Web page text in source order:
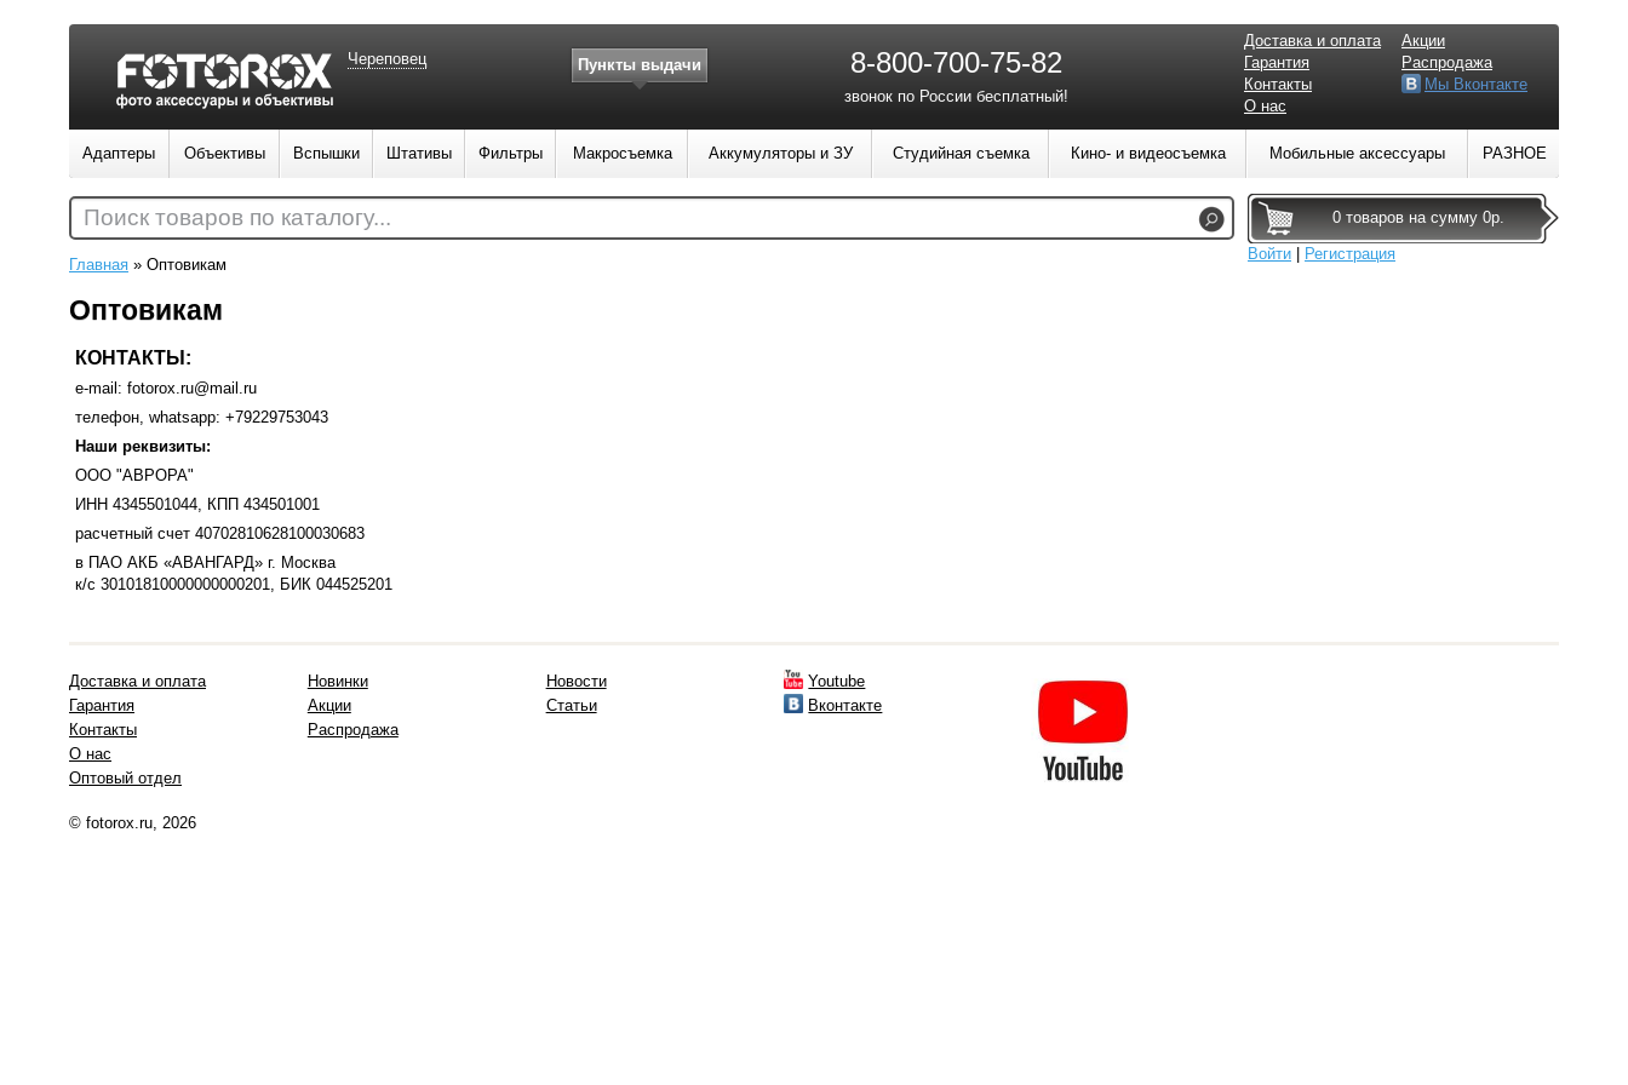
Главная » Оптовикам
Оптовикам
КОНТАКТЫ:
e-mail: fotorox.ru@mail.ru
телефон, whatsapp: +79229753043
Наши реквизиты:
ООО "АВРОРА"
ИНН 4345501044, КПП 434501001
расчетный счет 40702810628100030683
в ПАО АКБ «АВАНГАРД» г. Москва
к/с 30101810000000000201, БИК 044525201
Череповец Пункты выдачи 8-800-700-75-82
звонок по России бесплатный!
Доставка и оплата
Гарантия
Контакты
О нас
Акции
Распродажа
Мы Вконтакте
Адаптеры Объективы Вспышки Штативы Фильтры Макросъемка Аккумуляторы и ЗУ Студийная съемка Кино- и видеосъемка Мобильные аксессуары РАЗНОЕ
0 товаров на сумму 0р.
Войти
Регистрация
Поиск товаров по каталогу...
Доставка и оплата
Гарантия
Контакты
О нас
Оптовый отдел
Новинки
Акции
Распродажа
Новости
Статьи
Youtube
Вконтакте
© fotorox.ru, 2026